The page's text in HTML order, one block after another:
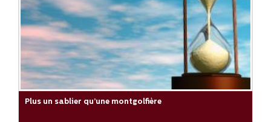
Plus un sablier qu’une montgolfière